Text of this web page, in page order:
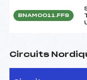
BNAM0011.FFS
Circuits